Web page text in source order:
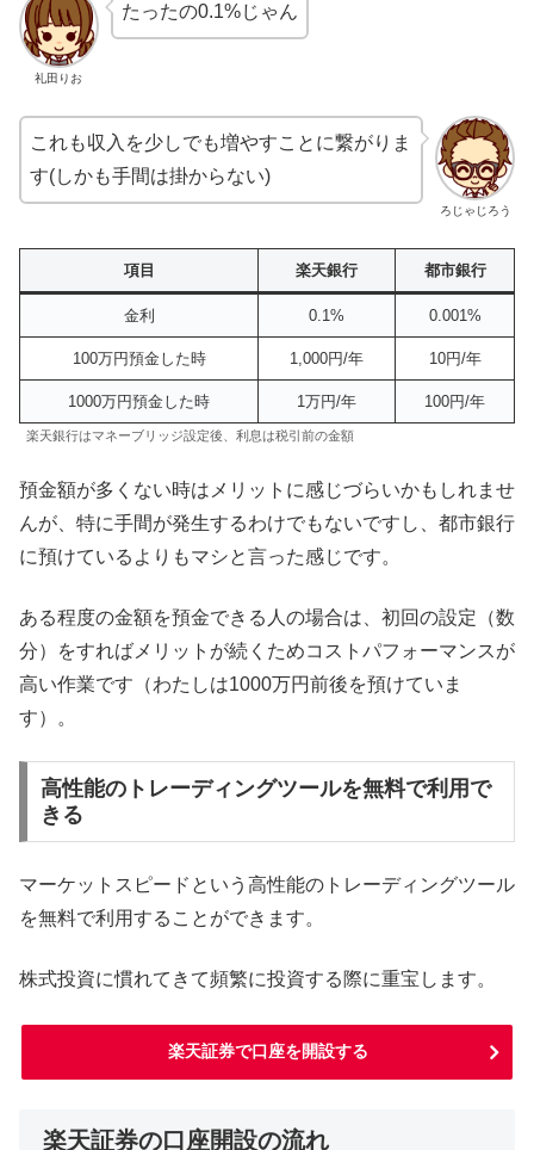
礼田りお
たったの0.1%じゃん
ろじゃじろう
これも収入を少しでも増やすことに繋がりま
す(しかも手間は掛からない)
項目 楽天銀行 都市銀行
金利 0.1% 0.001%
100万円預金した時 1,000円/年 10円/年
1000万円預金した時 1万円/年 100円/年
楽天銀行はマネーブリッジ設定後、利息は税引前の金額
預金額が多くない時はメリットに感じづらいかもしれませ
んが、特に手間が発生するわけでもないですし、都市銀行
に預けているよりもマシと言った感じです。
ある程度の金額を預金できる人の場合は、初回の設定（数
分）をすればメリットが続くためコストパフォーマンスが
高い作業です（わたしは1000万円前後を預けていま
す）。
高性能のトレーディングツールを無料で利用で
きる
マーケットスピードという高性能のトレーディングツール
を無料で利用することができます。
株式投資に慣れてきて頻繁に投資する際に重宝します。
楽天証券で口座を開設する
楽天証券の口座開設の流れ